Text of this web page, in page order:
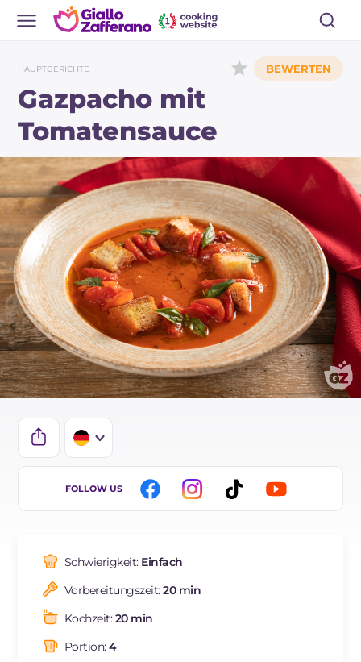
HAUPTGERICHTE
Gazpacho mit
Tomatensauce
IT
FR
NL
BR
FOLLOW US
Schwierigkeit: Einfach
Vorbereitungszeit:20 min
Kochzeit:20 min
Portion:4